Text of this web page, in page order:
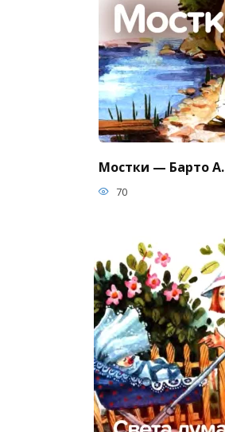
Мостки — Барто А.
70